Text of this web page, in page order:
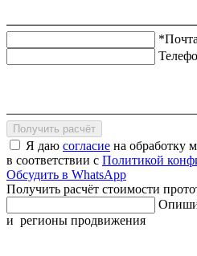
Получить расчёт
Я даю согласие на обработку
в соответствии с Политикой
Обсудить в WhatsApp
Получить расчёт стоимости
и регионы продвижения